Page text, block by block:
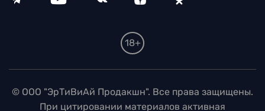
18+
© ООО "ЭрТиВиАй Продакшн". Все права защищены.
При цитировании материалов активная